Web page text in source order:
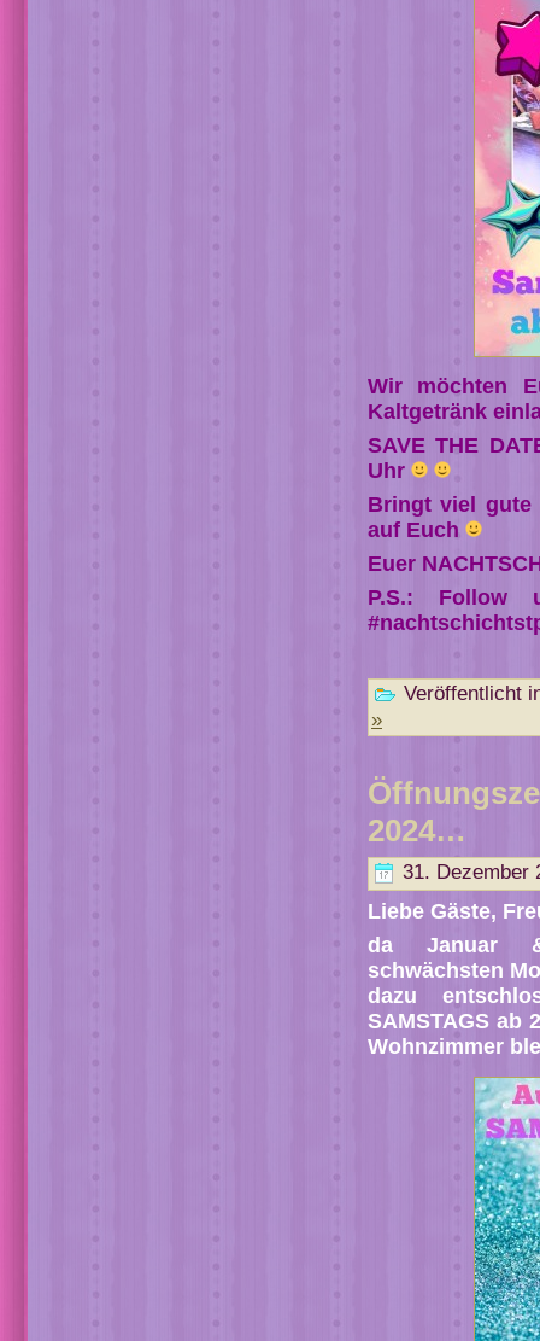
Wir möchten
Kaltgetränk
SAVE THE
Uhr
Bringt viel gute
auf Euch
Euer
P.S.: Follow
Veröffentlicht
»
2024…
31. Dezember
Liebe Gäste,
da Januar &
schwächsten
dazu
SAMSTAGS ab
Wohnzimmer